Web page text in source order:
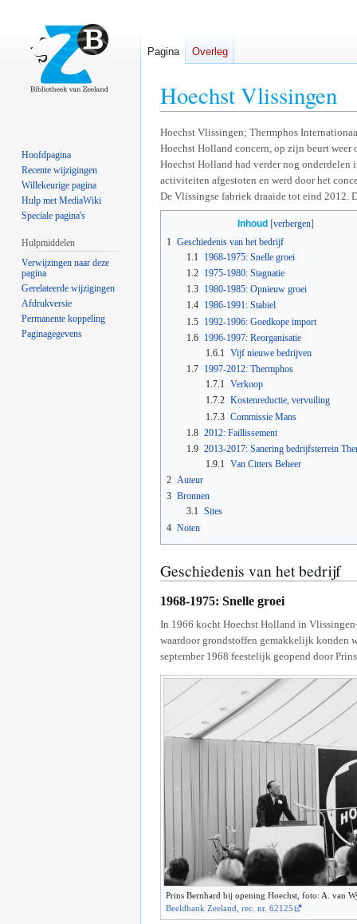
Hoechst Vlissingen
Naar
navigatie
springen
Naar
zoeken
springen
Hoechst Vlissingen; Thermphos
Hoechst Holland concern, op zijn beurt
Hoechst Holland had verder nog onderdelen
activiteiten afgestoten en werd door het
De Vlissingse fabriek draaide tot eind 2012.
Inhoud
1
Geschiedenis van het bedrijf
1.1
1968-1975: Snelle groei
1.2 1975-1980: Stagnatie
1.3 1980-1985: Opnieuw groei
1.4 1986-1991: Stabiel
1.5 1992-1996: Goedkope import
1.6 1996-1997: Reorganisatie
1.6.1 Vijf nieuwe bedrijven
1.7 1997-2012: Thermphos
1.7.1 Verkoop
1.7.2 Kostenreductie, vervuiling
1.7.3 Commissie Mans
1.8 2012: Faillissement
1.9 2013-2017: Sanering bedrijfsterrein
1.9.1 Van Citters Beheer
2 Auteur
3 Bronnen
3.1 Sites
4 Noten
Geschiedenis van het bedrijf
1968-1975: Snelle groei
In 1966 kocht Hoechst Holland in
waardoor grondstoffen gemakkelijk konden
september 1968 feestelijk geopend door
Prins Bernhard bij opening Hoechst, foto: A. van
Beeldbank Zeeland, rec. nr. 62125
Pagina Overleg
Hoofdpagina
Recente wijzigingen
Willekeurige pagina
Hulp met MediaWiki
Speciale pagina's
Hulpmiddelen
Verwijzingen naar deze
pagina
Gerelateerde wijzigingen
Afdrukversie
Permanente koppeling
Paginagegevens